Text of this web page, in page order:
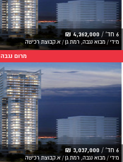
6 חד' / 4,262,000 ₪
מידי / מבוא נגבה, רמת גן / א.קבוצת רכישה
מרום נגבה
6 חד' / 3,037,000 ₪
מידי / מבוא נגבה, רמת גן / א.קבוצת רכישה